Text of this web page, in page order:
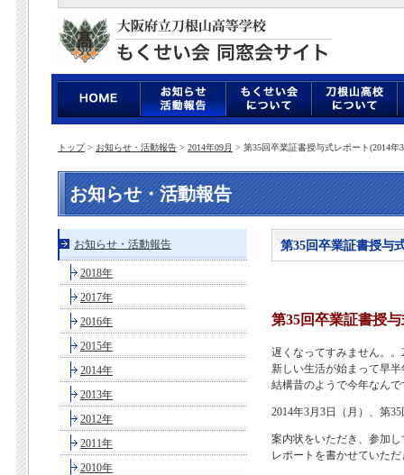
トップ> お知らせ・活動報告 > 2014年09月 > 第35回卒業証書授与式レポート(2014年
お知らせ・活動報告
お知らせ・活動報告
2018年
2017年
2016年
2015年
2014年
2013年
2012年
2011年
2010年
第35回卒業証書授与
第35回卒業証書授
遅くなってすみません。
新しい生活が始まって早
結構昔のようで今年なん
2014年3月3日（月）、第
案内状をいただき、参加
レポートを書かせていた